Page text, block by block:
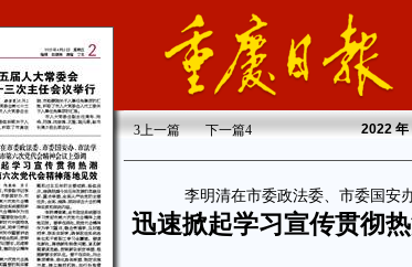
3上一篇 下一篇4 2022
李明清在市委政法委、市委国安
迅速掀起学习宣传贯彻